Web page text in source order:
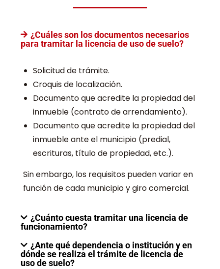
¿Cuáles son los documentos necesarios
para tramitar la licencia de uso de suelo?
Solicitud de trámite.
Croquis de localización.
Documento que acredite la propiedad del
inmueble (contrato de arrendamiento).
Documento que acredite la propiedad del
inmueble ante el municipio (predial,
escrituras, título de propiedad, etc.).
Sin embargo, los requisitos pueden variar en
función de cada municipio y giro comercial.
¿Cuánto cuesta tramitar una licencia de
funcionamiento?
¿Ante qué dependencia o institución y en
dónde se realiza el trámite de licencia de
uso de suelo?